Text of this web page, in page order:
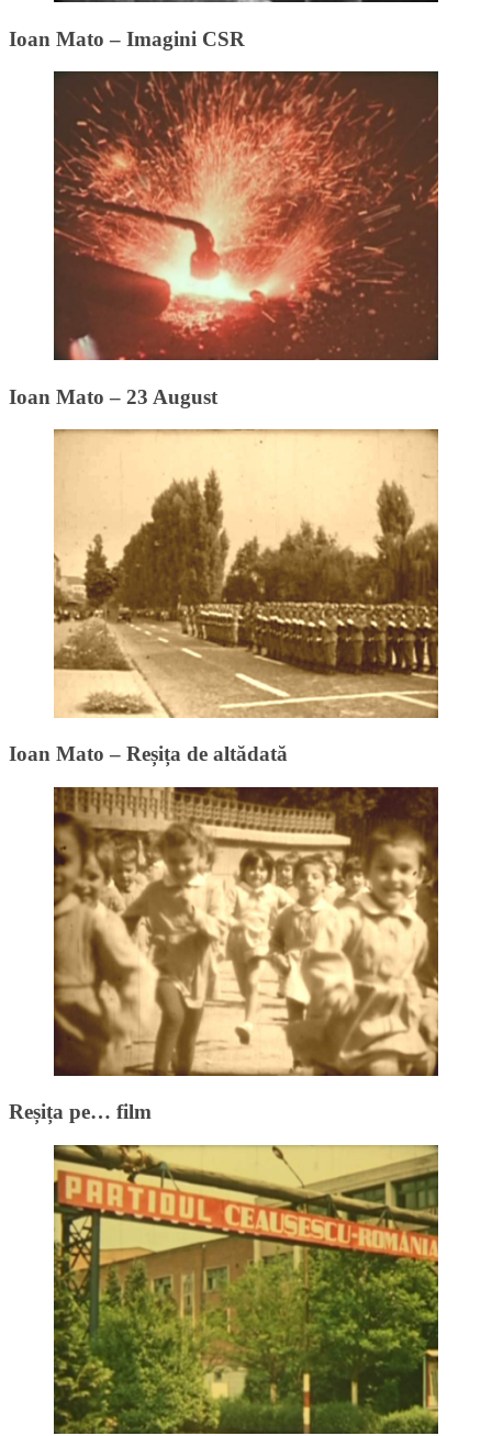
Ioan Mato – Imagini CSR
Ioan Mato – 23 August
Ioan Mato – Reșița de altădată
Reșița pe… film